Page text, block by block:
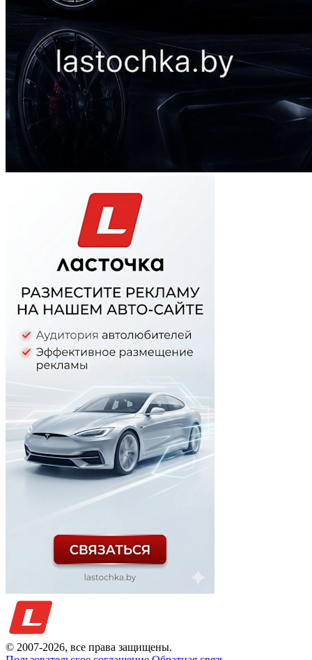
© 2007-2026, все права защищены.